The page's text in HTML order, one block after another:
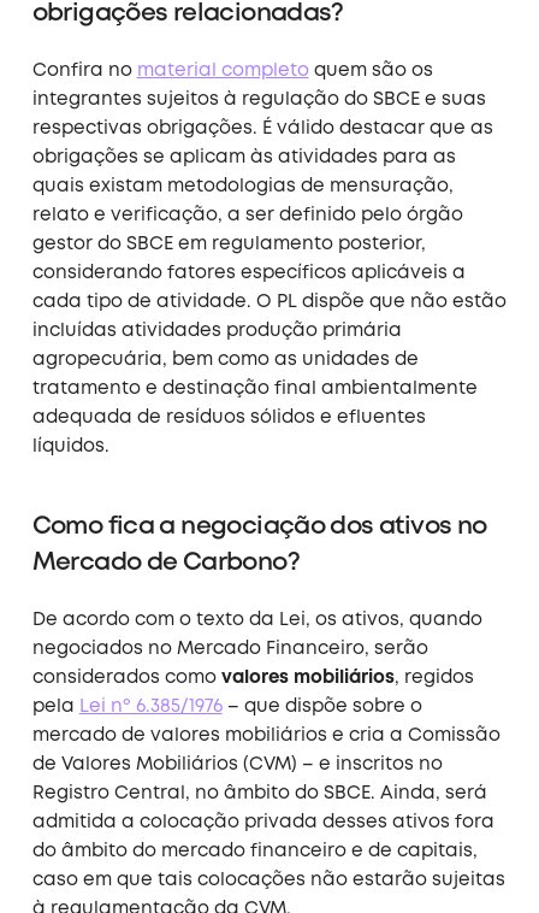
obrigações relacionadas?
Confira no material completoquem são os
integrantes sujeitos à regulação do SBCE e suas
respectivas obrigações. É válido destacar que as
obrigações se aplicam às atividades para as
quais existam metodologias de mensuração,
relato e verificação, a ser definido pelo órgão
gestor do SBCE em regulamento posterior,
considerando fatores específicos aplicáveis a
cada tipo de atividade. O PL dispõe que não estão
incluídas atividades produção primária
agropecuária, bem como as unidades de
tratamento e destinação final ambientalmente
adequada de resíduos sólidos e efluentes
líquidos.
Como fica a negociação dos ativos no
Mercado de Carbono?
De acordo com o texto da Lei, os ativos, quando
negociados no Mercado Financeiro, serão
considerados comovalores mobiliários, regidos
pela Lei nº 6.385/1976– que dispõe sobre o
mercado de valores mobiliários e cria a Comissão
de Valores Mobiliários (CVM) – e inscritos no
Registro Central, no âmbito do SBCE. Ainda, será
admitida a colocação privada desses ativos fora
do âmbito do mercado financeiro e de capitais,
caso em que tais colocações não estarão sujeitas
à regulamentação da CVM.